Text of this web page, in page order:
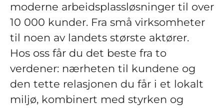
moderne arbeidsplassløsninger til over
10 000 kunder. Fra små virksomheter
til noen av landets største aktører.
Hos oss får du det beste fra to
verdener: nærheten til kundene og
den tette relasjonen du får i et lokalt
miljø, kombinert med styrken og